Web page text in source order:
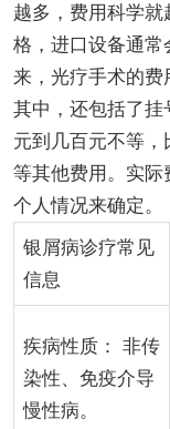
越多，费用科学
格，进口设备通
来，光疗手术的
其中，还包括了
元到几百元不等，
等其他费用。实际
个人情况来确定。
银屑病诊疗常见
信息
疾病性质： 非传
染性、免疫介导
慢性病。